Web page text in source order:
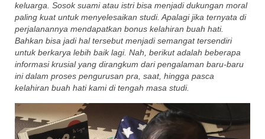
keluarga. Sosok suami atau istri bisa menjadi dukungan moral
paling kuat untuk menyelesaikan studi. Apalagi jika ternyata di
perjalanannya mendapatkan bonus kelahiran buah hati.
Bahkan bisa jadi hal tersebut menjadi semangat tersendiri
untuk berkarya lebih baik lagi. Nah, berikut adalah beberapa
informasi krusial yang dirangkum dari pengalaman baru-baru
ini dalam proses pengurusan pra, saat, hingga pasca
kelahiran buah hati kami di tengah masa studi.